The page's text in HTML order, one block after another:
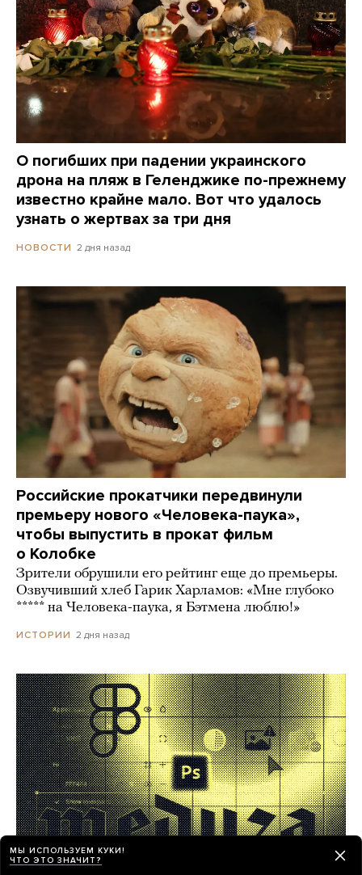
О погибших при падении украинского
дрона на пляж в Геленджике по-прежнему
известно крайне мало. Вот что удалось
узнать о жертвах за три дня
НОВОСТИ 2 дня назад
Российские прокатчики передвинули
премьеру нового «Человека-паука»,
чтобы выпустить в прокат фильм
о Колобке
Зрители обрушили его рейтинг еще до премьеры.
Озвучивший хлеб Гарик Харламов: «Мне глубоко
***** на Человека-паука, я Бэтмена люблю!»
ИСТОРИИ 2 дня назад
МЫ ИСПОЛЬЗУЕМ КУКИ!
ЧТО ЭТО ЗНАЧИТ?